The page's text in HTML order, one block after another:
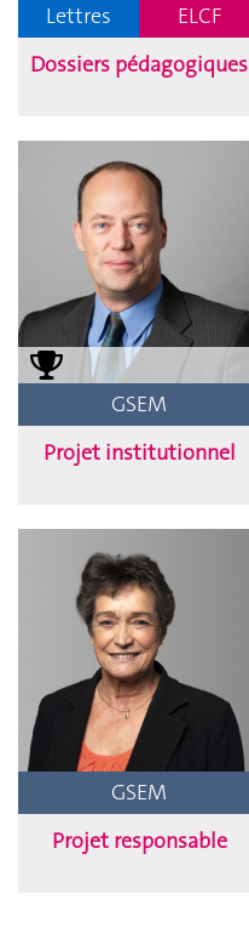
Lettres
ELCF
Dossiers pédagogiques
GSEM
Projet institutionnel
GSEM
Projet responsable